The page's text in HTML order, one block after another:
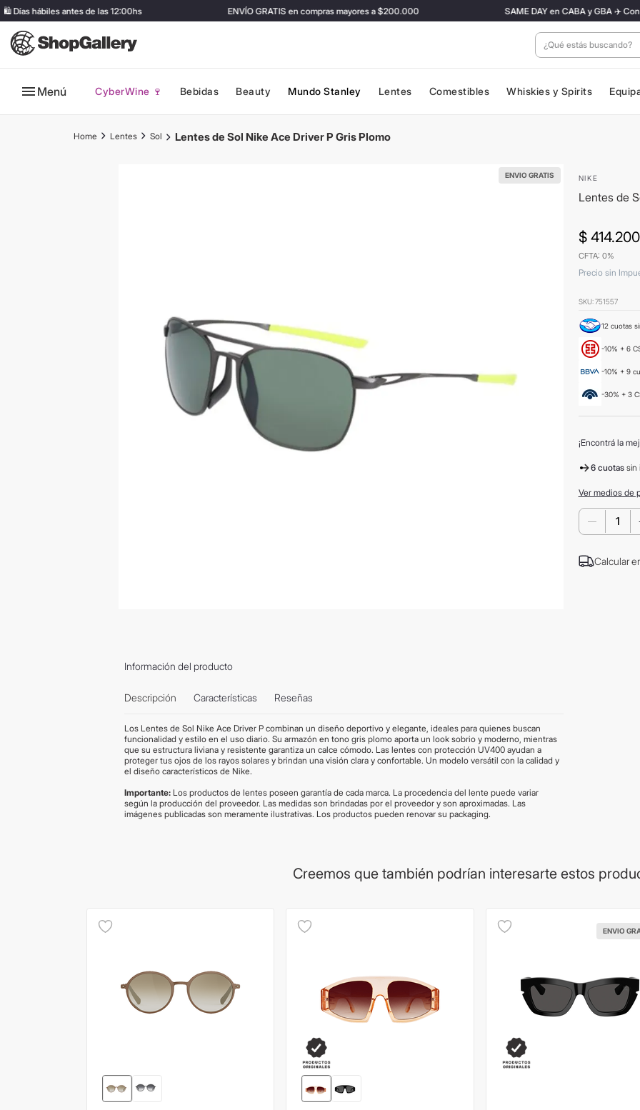
hábiles antes de las 12:00hs ENVÍO GRATIS en compras mayores a $200.000 SAME DAY en CABA y GBA ✈️ Con
¿Qué estás
Menú CyberWine 🍷 Bebidas Beauty Mundo Stanley Lentes Comestibles Whiskies y Spirits
Lentes Sol Lentes de Sol Nike Ace Driver P Gris Plomo
ENVIO GRATIS
Información del producto
Descripción Características Reseñas
Los Lentes de Sol Nike Ace Driver P combinan un diseño deportivo y elegante, ideales para quienes buscan
funcionalidad y estilo en el uso diario. Su armazón en tono gris plomo aporta un look sobrio y moderno, mientras
que su estructura liviana y resistente garantiza un calce cómodo. Las lentes con protección UV400 ayudan a
proteger tus ojos de los rayos solares y brindan una visión clara y confortable. Un modelo versátil con la calidad y
el diseño característicos de Nike.
Importante: Los productos de lentes poseen garantía de cada marca. La procedencia del lente puede variar
según la producción del proveedor. Las medidas son brindadas por el proveedor y son aproximadas. Las
imágenes publicadas son meramente ilustrativas. Los productos pueden renovar su packaging.
NIKE
Lentes de
$ 414.200
CFTA: 0%
Precio sin
SKU:751557
12 cuotas
-10% + 6
-10% + 9
-30% + 3
¡Encontrá la
6 cuotas sin
Ver medios de
－
Calcular
Creemos que también podrían interesarte estos
ENVIO